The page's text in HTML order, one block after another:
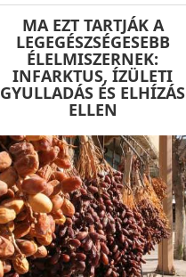
MA EZT TARTJÁK A
LEGEGÉSZSÉGESEBB
ÉLELMISZERNEK:
INFARKTUS, ÍZÜLETI
GYULLADÁS ÉS ELHÍZÁS
ELLEN